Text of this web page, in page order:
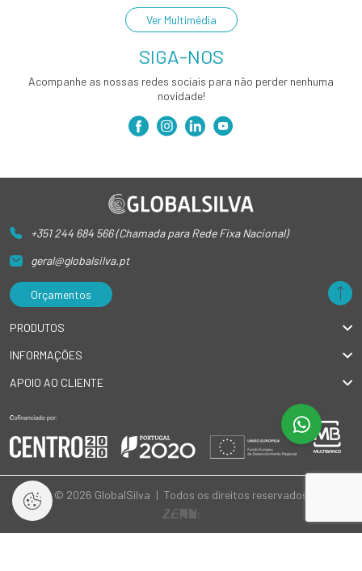
Ver Multimédia
SIGA-NOS
Acompanhe as nossas redes sociais para não perder nenhuma
novidade!
+351 244 684 566 (Chamada para Rede Fixa Nacional)
geral@globalsilva.pt
Orçamentos
PRODUTOS
INFORMAÇÕES
APOIO AO CLIENTE
© 2026 GlobalSilva | Todos os direitos reservados